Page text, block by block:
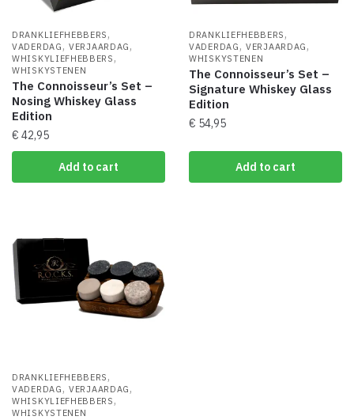
DRANKLIEFHEBBERS ,
VADERDAG ,VERJAARDAG ,
WHISKYLIEFHEBBERS ,
WHISKYSTENEN
The Connoisseur’s Set –
Nosing Whiskey Glass
Edition
€ 42,95
Add to cart
DRANKLIEFHEBBERS ,
VADERDAG ,VERJAARDAG ,
WHISKYSTENEN
The Connoisseur’s Set –
Signature Whiskey Glass
Edition
€ 54,95
Add to cart
DRANKLIEFHEBBERS ,
VADERDAG ,VERJAARDAG ,
WHISKYLIEFHEBBERS ,
WHISKYSTENEN